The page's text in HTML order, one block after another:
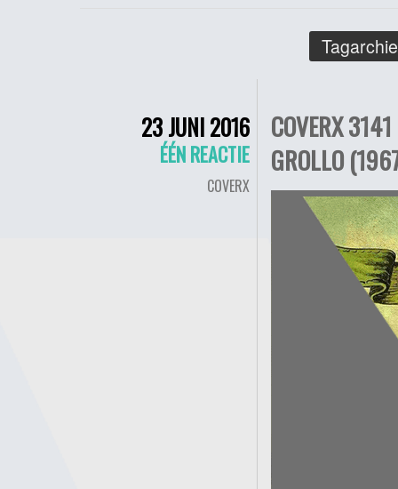
23 JUNI 2016
ÉÉN REACTIE
COVERX
COVERX
GROLLO